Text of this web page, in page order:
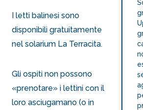
I letti balinesi sono
disponibili gratuitamente
nelsolarium La Terracita.
Gli ospiti non possono
«prenotare» i lettini con il
loro asciugamano (o in